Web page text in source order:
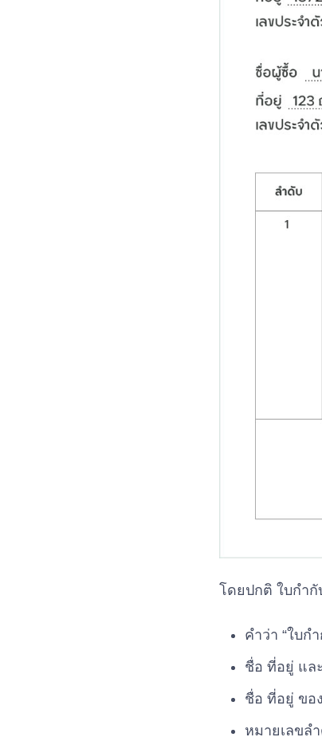
โดยปกติ ใบกำ
คำว่า “ใบก
ชื่อ ที่อยู่ แล
ชื่อ ที่อยู่ ขอ
หมายเลขล